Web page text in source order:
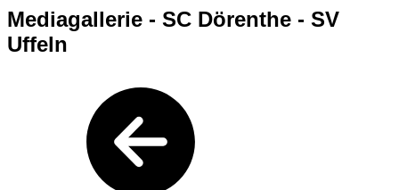
Mediagallerie - SC Dörenthe - SV
Uffeln